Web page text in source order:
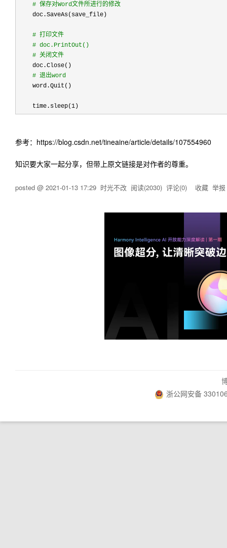
# 保存对Word文件所进行的修改
    doc.SaveAs(save_file)
# 打印文件
# doc.PrintOut()
# 关闭文件
    doc.Close()
# 退出word
    word.Quit()
    time.sleep(
1)
参考：https://blog.csdn.net/tineaine/article/details/107554960
知识要大家一起分享，但带上原文链接是对作者的尊重。
posted @ 2021-01-13 17:29 时光不改 阅读(2030) 评论(0) 收藏 举报
浙公网安备